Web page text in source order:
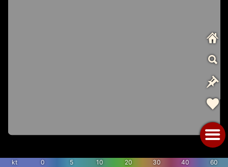
kt 0 5 10 20 30 40 60